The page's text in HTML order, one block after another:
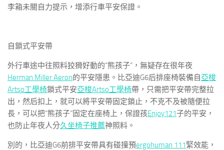
李箱未關自力提示，增添行車平安保證。
自鎖式平安帶
外行車途中往照料狡猾好動的“熊孩子”，無疑存在很年夜
Herman Miller Aeron的平安隱患。比亞迪G6后排座椅裝備自亞梭
Artso工學椅鎖式平安亞梭Artso工學椅帶，只需把平安帶完整拉
出，然后扣上，就可以將平安帶固定鎖止，不克不及被隨便拉
長，可以把“熊孩子”固定在座椅上，保證孩Enjoy121子的平安，
也防止年夜人分久坐椅子推薦神照料。
別的，比亞迪G6前排平安帶具有碰撞預ergohuman 111緊效能，